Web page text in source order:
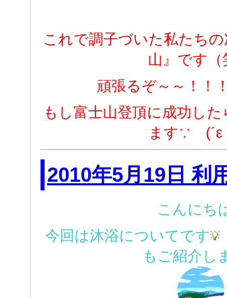
これで調子づいた私たち
山』です（
頑張るぞ～～！！
もし富士山登頂に成功し
ます∵ゞ
2010年5月19日 利
こんにち
今回は沐浴についてです
もご紹介し